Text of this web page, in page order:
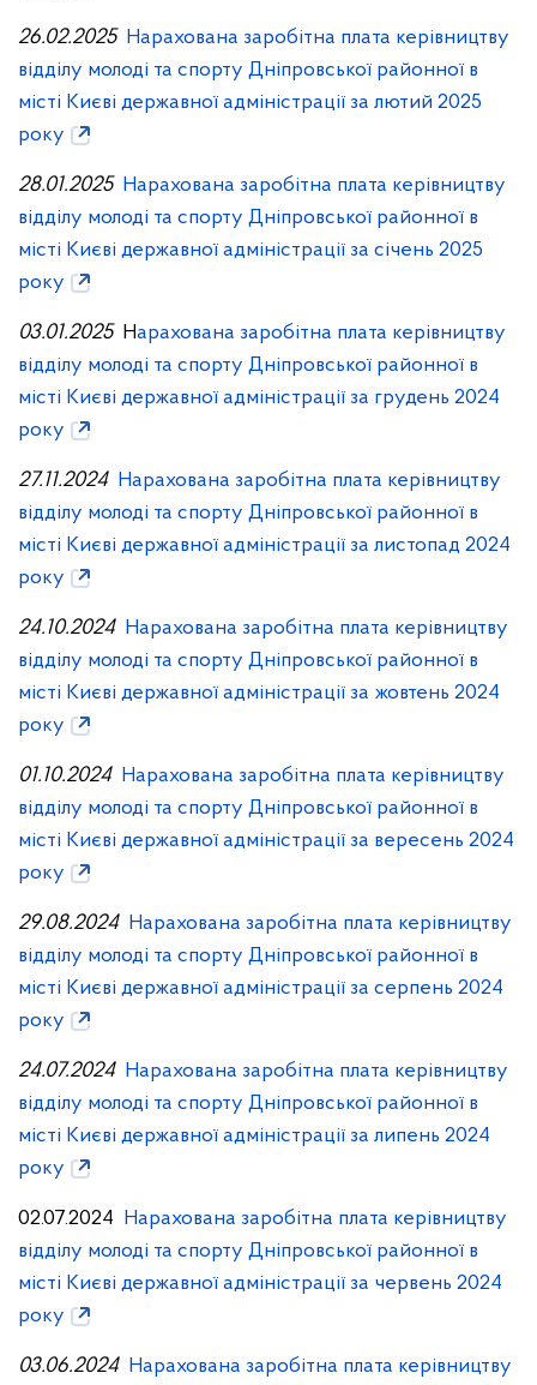
26.02.2025 Нарахована заробітна плата керівництву
відділу молоді та спорту Дніпровської районної в
місті Києві державної адміністрації за лютий 2025
року
28.01.2025 Нарахована заробітна плата керівництву
відділу молоді та спорту Дніпровської районної в
місті Києві державної адміністрації за січень 2025
року
03.01.2025 Нарахована заробітна плата керівництву
відділу молоді та спорту Дніпровської районної в
місті Києві державної адміністрації за грудень 2024
року
27.11.2024 Нарахована заробітна плата керівництву
відділу молоді та спорту Дніпровської районної в
місті Києві державної адміністрації за листопад 2024
року
24.10.2024 Нарахована заробітна плата керівництву
відділу молоді та спорту Дніпровської районної в
місті Києві державної адміністрації за жовтень 2024
року
01.10.2024 Нарахована заробітна плата керівництву
відділу молоді та спорту Дніпровської районної в
місті Києві державної адміністрації за вересень 2024
року
29.08.2024 Нарахована заробітна плата керівництву
відділу молоді та спорту Дніпровської районної в
місті Києві державної адміністрації за серпень 2024
року
24.07.2024 Нарахована заробітна плата керівництву
відділу молоді та спорту Дніпровської районної в
місті Києві державної адміністрації за липень 2024
року
02.07.2024 Нарахована заробітна плата керівництву
відділу молоді та спорту Дніпровської районної в
місті Києві державної адміністрації за червень 2024
року
03.06.2024 Нарахована заробітна плата керівництву